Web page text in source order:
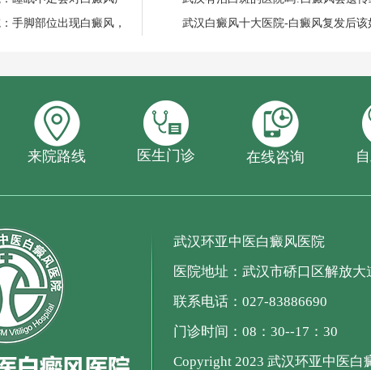
手脚部位出现白癜风，
武汉白癜风十大医院-白癜风复发后该
来院路线 医生门诊 在线咨询
武汉环亚中医白癜风医院
医院地址：武汉市硚口区解放大
联系电话：027-83886690
门诊时间：08：30--17：30
Copyright 2023 武汉环亚中医白